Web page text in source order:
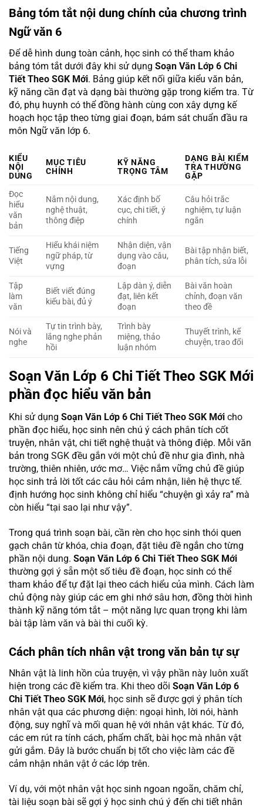
Bảng tóm tắt nội dung chính của chương trình
Ngữ văn 6
Để dễ hình dung toàn cảnh, học sinh có thể tham khảo
bảng tóm tắt dưới đây khi sử dụng Soạn Văn Lớp 6 Chi
Tiết Theo SGK Mới. Bảng giúp kết nối giữa kiểu văn bản,
kỹ năng cần đạt và dạng bài thường gặp trong kiểm tra. Từ
đó, phụ huynh có thể đồng hành cùng con xây dựng kế
hoạch học tập theo từng giai đoạn, bám sát chuẩn đầu ra
môn Ngữ văn lớp 6.
KIỂU
NỘI
DUNG
MỤC TIÊU
CHÍNH
KỸ NĂNG
TRỌNG TÂM
DẠNG BÀI KIỂM
TRA THƯỜNG
GẶP
Đọc
hiểu
văn
bản
Nắm nội dung,
nghệ thuật,
thông điệp
Xác định bố
cục, chi tiết, ý
chính
Câu hỏi trắc
nghiệm, tự luận
ngắn
Tiếng
Việt
Hiểu khái niệm
ngữ pháp, từ
vựng
Nhận diện, vận
dụng vào câu,
đoạn
Bài tập nhận biết,
phân tích, sửa lỗi
Tập
làm
văn
Biết viết đúng
kiểu bài, đủ ý
Lập dàn ý, diễn
đạt, liên kết
đoạn
Bài văn hoàn
chỉnh, đoạn văn
theo đề
Nói và
nghe
Tự tin trình bày,
lắng nghe phản
hồi
Trình bày
miệng, thảo
luận nhóm
Thuyết trình, kể
chuyện, trao đổi
Soạn Văn Lớp 6 Chi Tiết Theo SGK Mới
phần đọc hiểu văn bản
Khi sử dụng Soạn Văn Lớp 6 Chi Tiết Theo SGK Mới cho
phần đọc hiểu, học sinh nên chú ý cách phân tích cốt
truyện, nhân vật, chi tiết nghệ thuật và thông điệp. Mỗi văn
bản trong SGK đều gắn với một chủ đề như gia đình, nhà
trường, thiên nhiên, ước mơ… Việc nắm vững chủ đề giúp
học sinh trả lời tốt các câu hỏi cảm nhận, liên hệ thực tế.
định hướng học sinh không chỉ hiểu “chuyện gì xảy ra” mà
còn hiểu “tại sao lại như vậy”.
Trong quá trình soạn bài, cần rèn cho học sinh thói quen
gạch chân từ khóa, chia đoạn, đặt tiêu đề ngắn cho từng
phần nội dung. Soạn Văn Lớp 6 Chi Tiết Theo SGK Mới
thường gợi ý sẵn một số tiêu đề đoạn, học sinh có thể
tham khảo để tự đặt lại theo cách hiểu của mình. Cách làm
chủ động này giúp các em ghi nhớ sâu hơn, đồng thời hình
thành kỹ năng tóm tắt – một năng lực quan trọng khi làm
bài tập làm văn và bài thi cuối kỳ.
Cách phân tích nhân vật trong văn bản tự sự
Nhân vật là linh hồn của truyện, vì vậy phần này luôn xuất
hiện trong các đề kiểm tra. Khi theo dõi Soạn Văn Lớp 6
Chi Tiết Theo SGK Mới, học sinh sẽ được gợi ý phân tích
nhân vật qua các phương diện: ngoại hình, lời nói, hành
động, suy nghĩ và mối quan hệ với nhân vật khác. Từ đó,
các em rút ra tính cách, phẩm chất, bài học mà nhân vật
gửi gắm. Đây là bước chuẩn bị tốt cho việc làm các đề
cảm nhận nhân vật ở các lớp trên.
Ví dụ, với một nhân vật học sinh ngoan ngoãn, chăm chỉ,
tài liệu soạn bài sẽ gợi ý học sinh chú ý đến chi tiết nhân